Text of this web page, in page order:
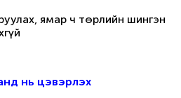
ямар ч төрлийн шингэн
нь цэвэрлэх